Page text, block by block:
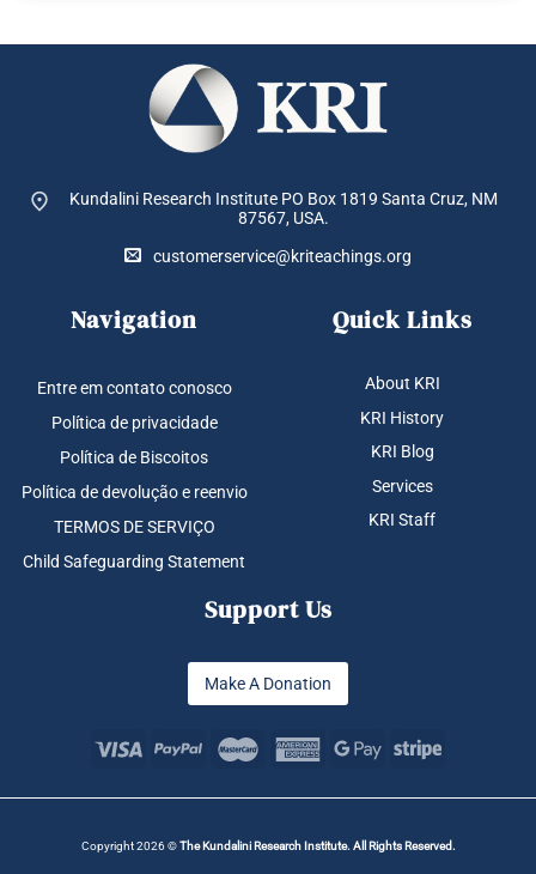
Kundalini Research Institute PO Box 1819 Santa Cruz, NM
87567, USA.
customerservice@kriteachings.org
Navigation
Entre em contato conosco
Política de privacidade
Política de Biscoitos
Política de devolução e reenvio
TERMOS DE SERVIÇO
Child Safeguarding Statement
Quick Links
About KRI
KRI History
KRI Blog
Services
KRI Staff
Support Us
Make A Donation
Copyright 2026 ©The Kundalini Research Institute. All Rights Reserved.